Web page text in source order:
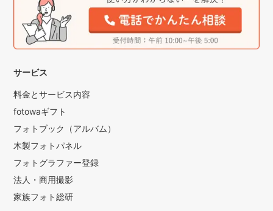
サービス
料金とサービス内容
fotowaギフト
フォトブック（アルバム）
木製フォトパネル
フォトグラファー登録
法人・商用撮影
家族フォト総研